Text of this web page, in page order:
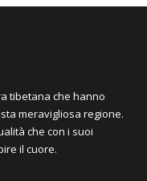
tibetana che hanno
meravigliosa regione.
che con i suoi
il cuore.